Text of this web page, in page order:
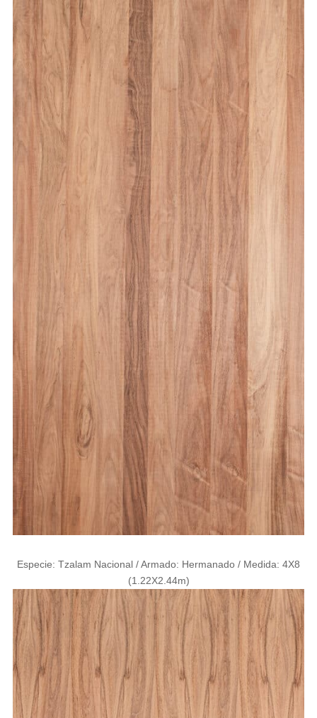
Especie: Tzalam Nacional / Armado: Hermanado / Medida: 4X8
(1.22X2.44m)